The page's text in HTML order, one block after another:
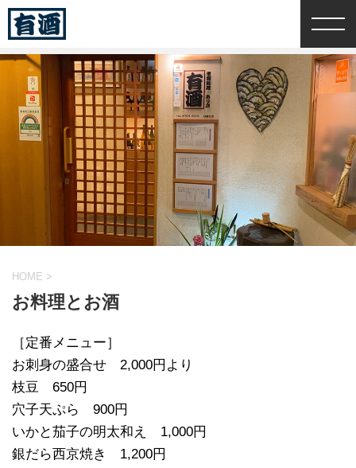
HOME >
お料理とお酒
［定番メニュー］
お刺身の盛合せ 2,000円より
枝豆 650円
穴子天ぷら 900円
いかと茄子の明太和え 1,000円
銀だら西京焼き 1,200円